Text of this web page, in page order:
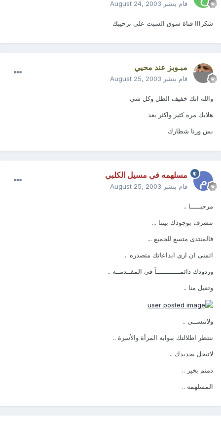
قام بنشر August 24, 2003
شكرااا فتاة سوق السبت على ترحيبك
مبـوبز عند محيي
قام بنشر August 25, 2003
والله انك خفيف الظل وكل شي
هلابك مره كثير واكثر بعد
بس ورنا شطارك
مسلهمه في مسيل الكلبي
قام بنشر August 25, 2003
مرحبـــــا ..
نتشرف بوجودك بيننا ...
فالمنتدى متسع للجميع ...
اتمنى ان ارى ابداعاتك متصدره ...
وردودك دائمــــــــــــاً في المقــدمــه ..
وتقبل منا ..
ولاتنســى ..
ننتظر اطلالتك ببوابه المرأة والأسرة ..
لاتبخل بجديدك ...
دمتم بخير ..
المسلهمه ..